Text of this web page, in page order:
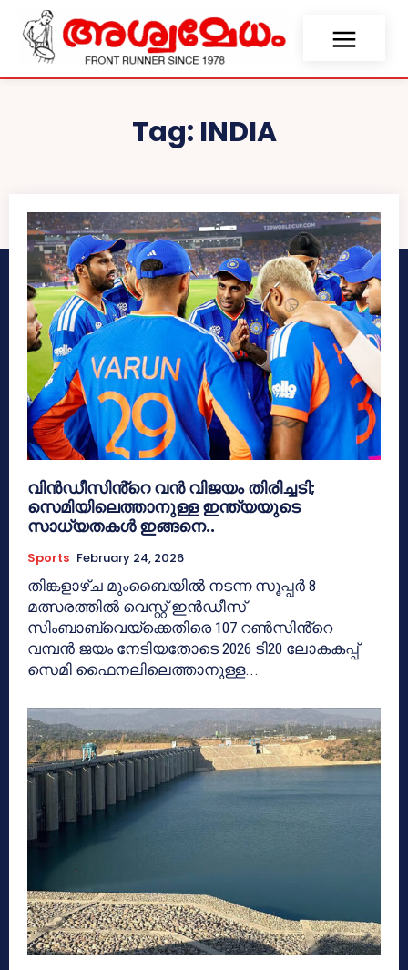
Tag: INDIA
വിൻഡീസിൻ്റെ വൻ വിജയം തിരിച്ചടി;
സെമിയിലെത്താനുള്ള ഇന്ത്യയുടെ
സാധ്യതകൾ ഇങ്ങനെ..
Sports February 24, 2026
തിങ്കളാഴ്ച മുംബൈയിൽ നടന്ന സൂപ്പർ 8
മത്സരത്തിൽ വെസ്റ്റ് ഇൻഡീസ്
സിംബാബ്‌വെയ്‌ക്കെതിരെ 107 റൺസിൻ്റെ
വമ്പൻ ജയം നേടിയതോടെ 2026 ടി20 ലോകകപ്പ്
സെമി ഫൈനലിലെത്താനുള്ള...